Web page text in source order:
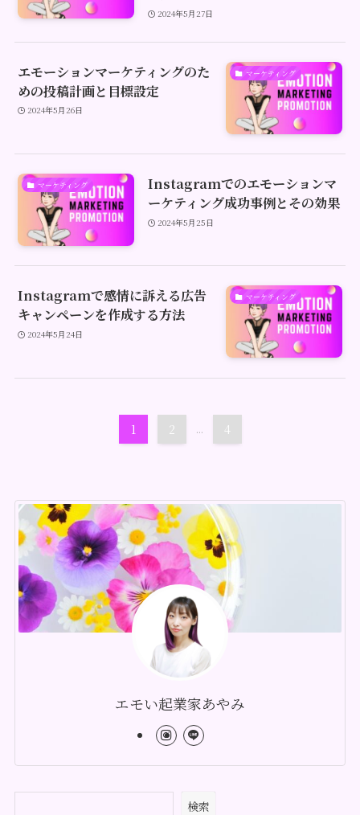
2024年5月27日
マーケティング
エモーションマーケティングのた
めの投稿計画と目標設定
2024年5月26日
マーケティング
Instagramでのエモーションマ
ーケティング成功事例とその効果
2024年5月25日
マーケティング
Instagramで感情に訴える広告
キャンペーンを作成する方法
2024年5月24日
1 2 ... 4
エモい起業家あやみ
検索